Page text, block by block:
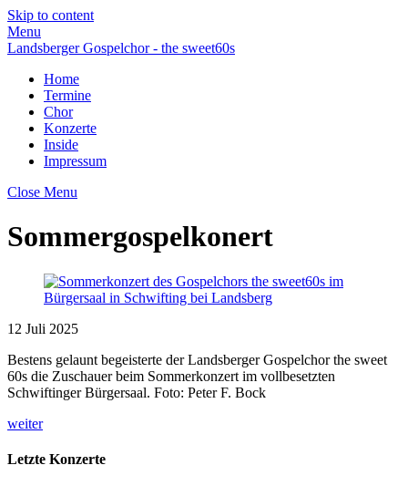
Skip to content
Menu
Landsberger Gospelchor - the sweet60s
Home
Termine
Chor
Konzerte
Inside
Impressum
Close Menu
Sommergospelkonert
12 Juli 2025
Bestens gelaunt begeisterte der Landsberger Gospelchor the sweet
60s die Zuschauer beim Sommerkonzert im vollbesetzten
Schwiftinger Bürgersaal. Foto: Peter F. Bock
weiter
Letzte Konzerte